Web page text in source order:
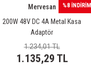
%8 İNDİRİM
Mervesan
200W 48V DC 4A Metal Kasa
Adaptör
1.234,01 TL
1.135,29 TL